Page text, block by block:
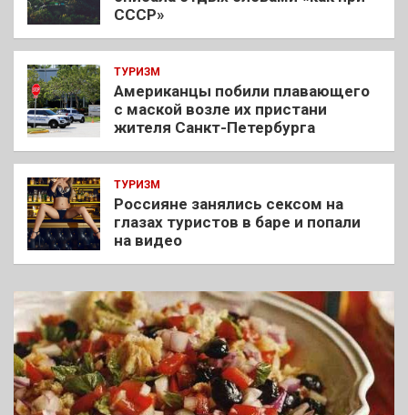
СССР»
ТУРИЗМ
Американцы побили плавающего
с маской возле их пристани
жителя Санкт-Петербурга
ТУРИЗМ
Россияне занялись сексом на
глазах туристов в баре и попали
на видео